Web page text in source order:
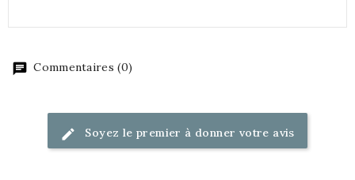
Commentaires (0)
Soyez le premier à donner votre avis